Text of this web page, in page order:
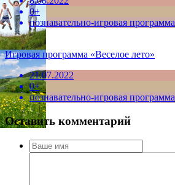
0+
познавательно-игровая программа
Игровая программа «Веселое лето»
21.07.2022
0+
познавательно-игровая программа
Оставить комментарий